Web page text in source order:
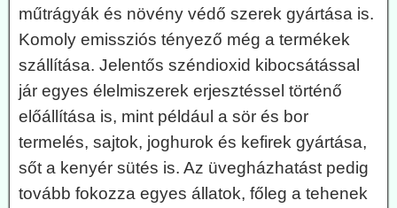
műtrágyák és növény védő szerek gyártása is.
Komoly emissziós tényező még a termékek
szállítása. Jelentős széndioxid kibocsátással
jár egyes élelmiszerek erjesztéssel történő
előállítása is, mint például a sör és bor
termelés, sajtok, joghurok és kefirek gyártása,
sőt a kenyér sütés is. Az üvegházhatást pedig
tovább fokozza egyes állatok, főleg a tehenek